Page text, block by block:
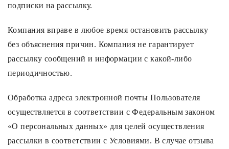
Частые вопросы
База знаний
Контакты
подписки на рассылку.
Компания вправе в любое время остановить рассылку
без объяснения причин. Компания не гарантирует
рассылку сообщений и информации с какой-либо
периодичностью.
Обработка адреса электронной почты Пользователя
осуществляется в соответствии с Федеральным законом
«О персональных данных» для целей осуществления
рассылки в соответствии с Условиями. В случае отзыва